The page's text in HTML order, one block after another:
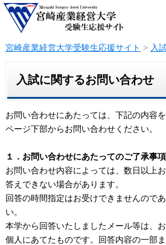
宮崎産業経営大学受験生応援サイト > 入
入試に関するお問い合わせ
お問い合わせにあたっては、下記の内容
ページ下部からお問い合わせください。
１．お問い合わせにあたってのご了承事
お問い合わせ内容によっては、数日以上
答えできない場合があります。
回答の時間指定はお受けできませんので
い。
本学から回答いたしましたメール等は、
個人にあてたものです。回答内容の一部